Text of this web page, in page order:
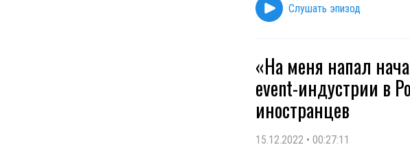
Слушать эпизод
«На меня напал
event-индустрии в
иностранцев
15.12.2022 • 00:27:11